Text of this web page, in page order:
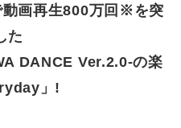
画再生800万回※を突
た
DANCE Ver.2.0-の楽
」!